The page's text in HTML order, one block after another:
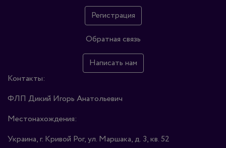
Регистрация
Обратная связь
Написать нам
Контакты:
ФЛП Дикий Игорь Анатольевич
Местонахождения:
Украина, г. Кривой Рог, ул. Маршака, д. 3, кв. 52